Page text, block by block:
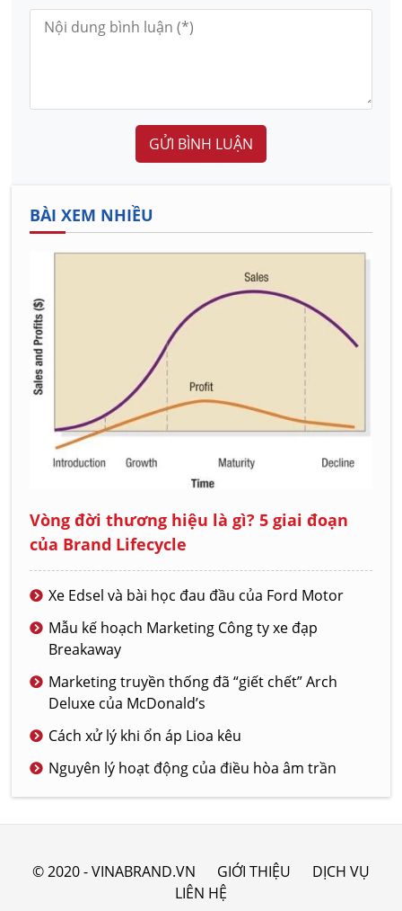
GỬI BÌNH LUẬN
BÀI XEM NHIỀU
Vòng đời thương hiệu là gì? 5 giai đoạn
của Brand Lifecycle
Xe Edsel và bài học đau đầu của Ford Motor
Mẫu kế hoạch Marketing Công ty xe đạp
Breakaway
Marketing truyền thống đã “giết chết” Arch
Deluxe của McDonald’s
Cách xử lý khi ổn áp Lioa kêu
Nguyên lý hoạt động của điều hòa âm trần
© 2020 - VINABRAND.VN GIỚI THIỆU
DỊCH VỤ
LIÊN HỆ